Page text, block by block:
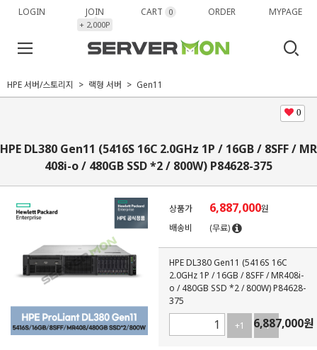
LOGIN JOIN
+ 2,000P
CART 0 ORDER MYPAGE
HPE 서버/스토리지 랙형 서버 Gen11
0
HPE DL380 Gen11 (5416S 16C 2.0GHz 1P / 16GB / 8SFF / MR
408i-o / 480GB SSD *2 / 800W) P84628-375
상품가 6,887,000원
배송비
(무료)
HPE DL380 Gen11 (5416S 16C
2.0GHz 1P / 16GB / 8SFF / MR408i-
o / 480GB SSD *2 / 800W) P84628-
375
+1 -1
6,887,000원